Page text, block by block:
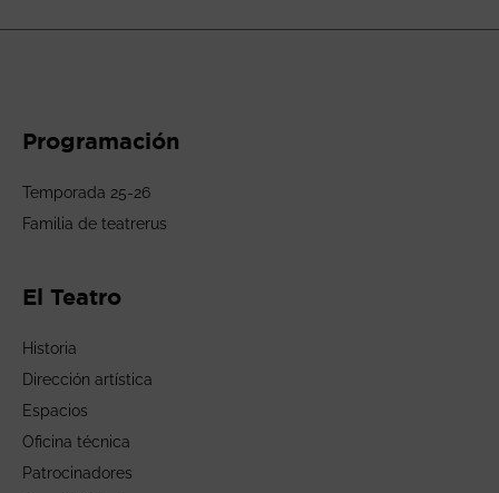
Programación
Temporada 25-26
Familia de teatrerus
El Teatro
Historia
Dirección artística
Espacios
Oficina técnica
Patrocinadores